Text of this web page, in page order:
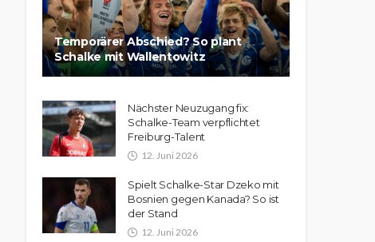
Temporärer Abschied? So plant
Schalke mit Wallentowitz
Nächster Neuzugang fix:
Schalke-Team verpflichtet
Freiburg-Talent
12. Juni 2026
Spielt Schalke-Star Dzeko mit
Bosnien gegen Kanada? So ist
der Stand
12. Juni 2026